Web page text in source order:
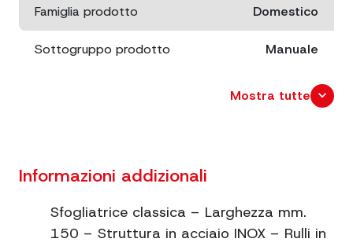
Famiglia prodotto Domestico
Sottogruppo prodotto Manuale
cm. 35,5x13,5 x 12,5
Informazioni extra Struttura in acciaio
Mostra tutte expand_more
Informazioni addizionali
Sfogliatrice classica – Larghezza mm.
150 – Struttura in acciaio INOX – Rulli in